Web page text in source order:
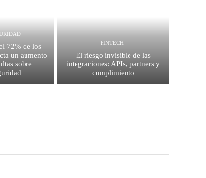
72% de los
un aumento
sobre
FINTECH
El riesgo invisible de las
integraciones: APIs, partners y
cumplimiento